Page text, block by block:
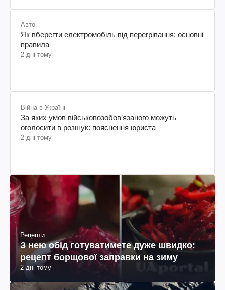
Авто
Як вберегти електромобіль від перегрівання: основні
правила
2 дні тому
Війна в Україні
За яких умов військовозобов’язаного можуть
оголосити в розшук: пояснення юриста
2 дні тому
Рецепти
З нею обід готуватимете дуже швидко:
рецепт борщової заправки на зиму
2 дні тому